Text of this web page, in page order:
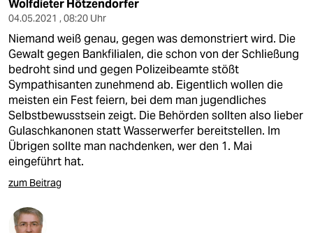
Wolfdieter Hötzendorfer
04.05.2021 , 08:20 Uhr
Niemand weiß genau, gegen was demonstriert wird. Die
Gewalt gegen Bankfilialen, die schon von der Schließung
bedroht sind und gegen Polizeibeamte stößt
Sympathisanten zunehmend ab. Eigentlich wollen die
meisten ein Fest feiern, bei dem man jugendliches
Selbstbewusstsein zeigt. Die Behörden sollten also lieber
Gulaschkanonen statt Wasserwerfer bereitstellen. Im
Übrigen sollte man nachdenken, wer den 1. Mai
eingeführt hat.
zum Beitrag